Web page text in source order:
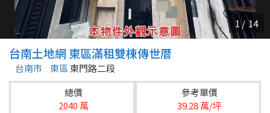
2026 高雄降價好屋限量釋出
縣市
不限
台北市
區域
台南土地網 東區滿租雙棟傳世厝
台南市 東區 東門路二段
總價
2040 萬
參考單價
39.28 萬/坪